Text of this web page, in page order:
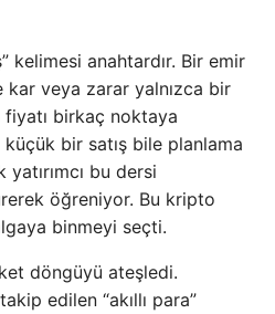
kelimesi anahtardır. Bir emir
veya zarar yalnızca bir
fiyatı birkaç noktaya
bir satış bile planlama
bu dersi
öğreniyor. Bu kripto
binmeyi seçti.
döngüyü ateşledi.
edilen “akıllı para”